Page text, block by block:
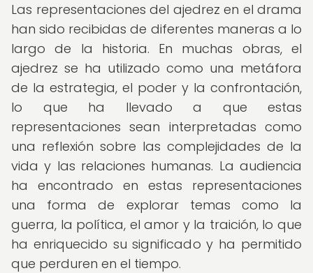
Las representaciones del ajedrez en el drama
han sido recibidas de diferentes maneras a lo
largo de la historia. En muchas obras, el
ajedrez se ha utilizado como una metáfora
de la estrategia, el poder y la confrontación,
lo que ha llevado a que estas
representaciones sean interpretadas como
una reflexión sobre las complejidades de la
vida y las relaciones humanas. La audiencia
ha encontrado en estas representaciones
una forma de explorar temas como la
guerra, la política, el amor y la traición, lo que
ha enriquecido su significado y ha permitido
que perduren en el tiempo.